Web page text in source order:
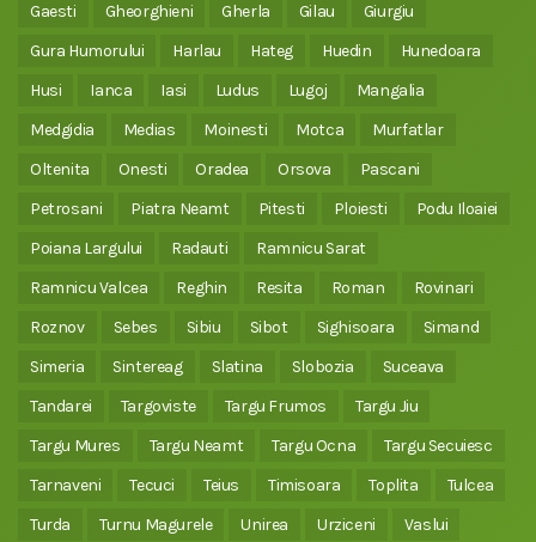
Gaesti
Gheorghieni Gherla Gilau
Giurgiu
Gura Humorului
Harlau Hateg Huedin
Hunedoara
Husi
Ianca Iasi Ludus Lugoj
Mangalia
Medgidia
Medias Moinesti Motca
Murfatlar
Oltenita
Onesti Oradea Orsova
Pascani
Petrosani
Piatra Neamt Pitesti Ploiesti
Podu Iloaiei
Poiana Largului
Radauti
Ramnicu Sarat
Ramnicu Valcea
Reghin Resita Roman
Rovinari
Roznov
Sebes Sibiu Sibot Sighisoara
Simand
Simeria
Sintereag Slatina Slobozia
Suceava
Tandarei
Targoviste Targu Frumos
Targu Jiu
Targu Mures
Targu Neamt Targu Ocna
Targu Secuiesc
Tarnaveni
Tecuci Teius Timisoara Toplita
Tulcea
Turda
Turnu Magurele Unirea Urziceni
Vaslui